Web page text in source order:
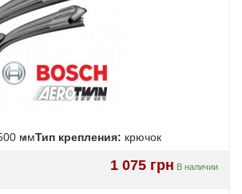
ммТип крепления: крючок
1 075 грн В наличии